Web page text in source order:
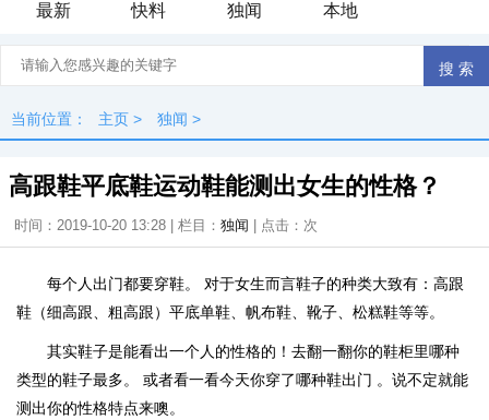
最新
快料 独闻 本地
当前位置： 主页 > 独闻 >
高跟鞋平底鞋运动鞋能测出女生的性格？
时间：2019-10-20 13:28 | 栏目： 独闻 | 点击： 次
每个人出门都要穿鞋。 对于女生而言鞋子的种类大致有： 高跟
鞋（细高跟、粗高跟）平底单鞋、帆布鞋、靴子、松糕鞋等等。
其实鞋子是能看出一个人的性格的！去翻一翻你的鞋柜里哪种
类型的鞋子最多。 或者看一看今天你穿了哪种鞋出门 。说不定就能
测出你的性格特点来噢。